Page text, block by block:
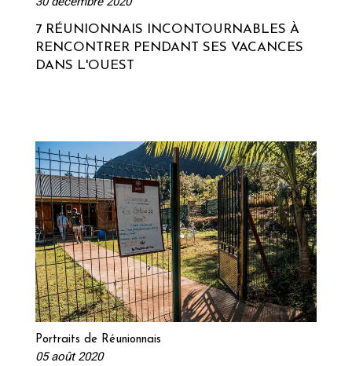
Lire la suite
7 RÉUNIONNAIS INCONTOURNABLES À
RENCONTRER PENDANT SES VACANCES
DANS L'OUEST
Portraits de Réunionnais
05 août 2020